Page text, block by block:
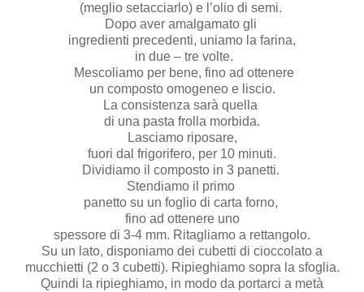
(meglio setacciarlo) e l’olio di semi.
Dopo aver amalgamato gli
ingredienti precedenti, uniamo la farina,
in due – tre volte.
Mescoliamo per bene, fino ad ottenere
un composto omogeneo e liscio.
La consistenza sarà quella
di una pasta frolla morbida.
Lasciamo riposare,
fuori dal frigorifero, per 10 minuti.
Dividiamo il composto in 3 panetti.
Stendiamo il primo
panetto su un foglio di carta forno,
fino ad ottenere uno
spessore di 3-4 mm. Ritagliamo a rettangolo.
Su un lato, disponiamo dei cubetti di cioccolato a
mucchietti (2 o 3 cubetti). Ripieghiamo sopra la sfoglia.
Quindi la ripieghiamo, in modo da portarci a metà